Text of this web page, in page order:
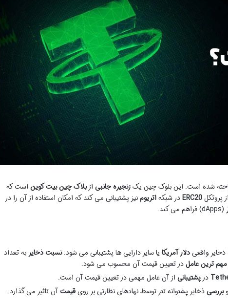
زنجیره جانبی ازبلاک چین بیت کوین است که
پروتکلERC20در شبکهاتریومنیز پشتیبانی می کند که امکان استفاده از آن را در
(dApps) فراهم می کند.
ذخایر واقعیدلار آمریکایا سایر دارایی ها پشتیبانی می شود.نسبت ذخایر به تعداد
مهم ترین عاملدر تعیین قیمت آن محسوب می شود.
درپشتیبانی از آن عامل مهمی در تعیین قیمت آن است.
وبررسیذخایر پشتوانه تتر توسط نهادهای نظارتی بر رویقیمتآن تاثیر می گذارد.